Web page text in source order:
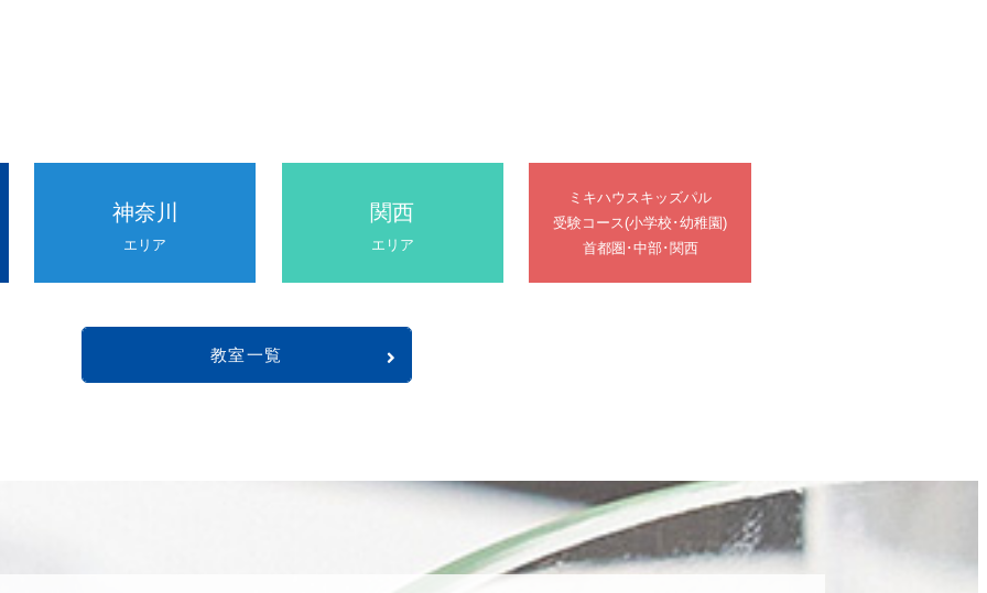
神奈川
エリア
関西
エリア
ミキハウスキッズパル
受験コース(小学校･幼稚園)
首都圏･中部･関西
教室一覧